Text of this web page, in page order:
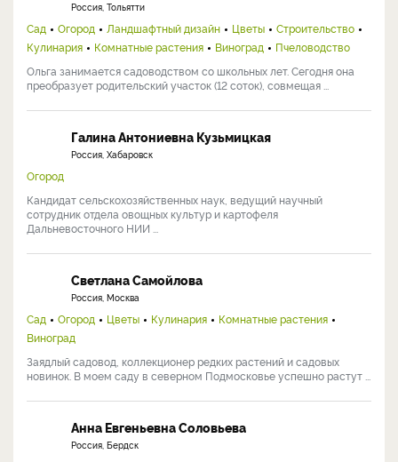
Россия, Тольятти
Сад Огород Ландшафтный дизайн Цветы
Строительство
Кулинария
Комнатные растения Виноград
Пчеловодство
Ольга занимается садоводством со школьных лет. Сегодня она
преобразует родительский участок (12 соток), совмещая ...
Галина Антониевна Кузьмицкая
Россия, Хабаровск
Огород
Кандидат сельскохозяйственных наук, ведущий научный
сотрудник отдела овощных культур и картофеля
Дальневосточного НИИ ...
Светлана Самойлова
Россия, Москва
Сад Огород Цветы Кулинария
Комнатные растения
Виноград
Заядлый садовод, коллекционер редких растений и садовых
новинок. В моем саду в северном Подмосковье успешно растут ...
Анна Евгеньевна Соловьева
Россия, Бердск